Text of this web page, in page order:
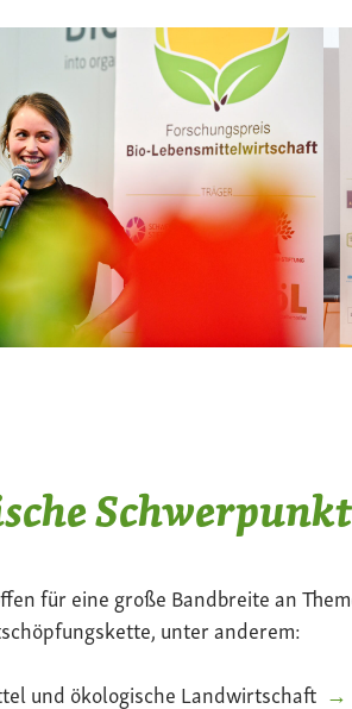
für eine große Bandbreite an
unter anderem:
und ökologische Landwirtschaft